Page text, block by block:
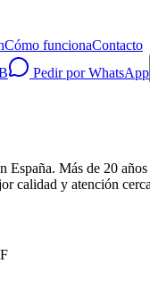
Cómo funcionaContacto
Pedir por WhatsApp
España. Más de 20
calidad y atención